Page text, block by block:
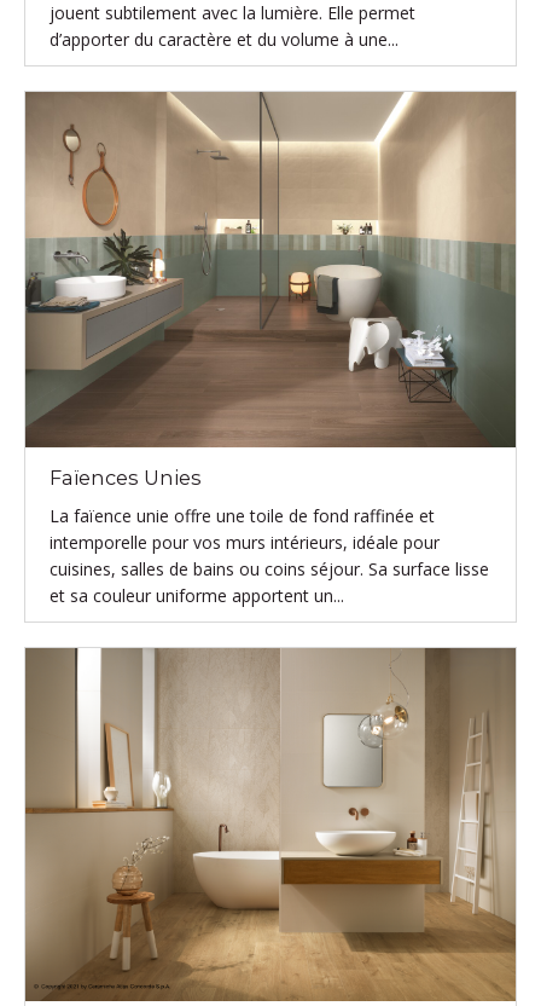
jouent subtilement avec la lumière. Elle permet
d’apporter du caractère et du volume à une...
Faïences Unies
La faïence unie offre une toile de fond raffinée et
intemporelle pour vos murs intérieurs, idéale pour
cuisines, salles de bains ou coins séjour. Sa surface lisse
et sa couleur uniforme apportent un...